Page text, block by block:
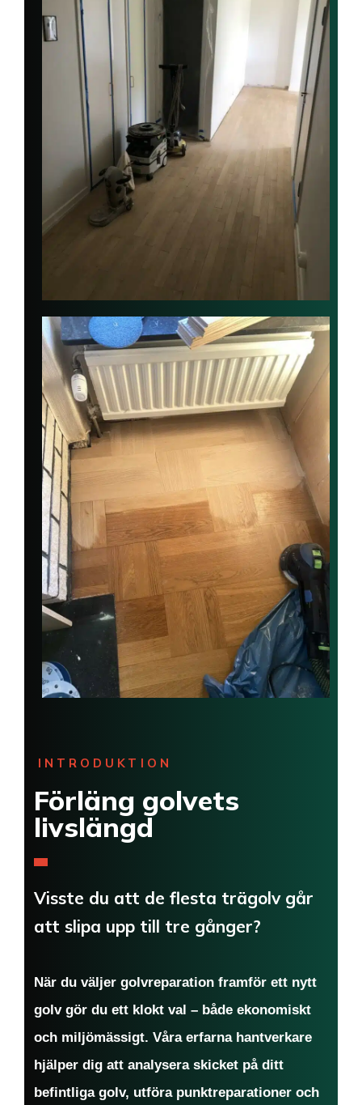
INTRODUKTION
Förläng golvets
livslängd
Visste du att de flesta trägolv går
att slipa upp till tre gånger?
När du väljer golvreparation framför ett nytt
golv gör du ett klokt val – både ekonomiskt
och miljömässigt. Våra erfarna hantverkare
hjälper dig att analysera skicket på ditt
befintliga golv, utföra punktreparationer och